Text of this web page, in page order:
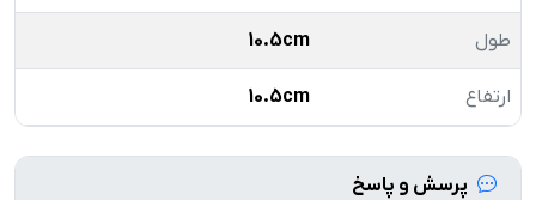
طول 10.5cm
ارتفاع 10.5cm
پرسش و پاسخ